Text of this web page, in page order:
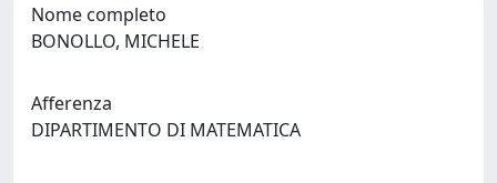
Nome completo
BONOLLO, MICHELE
Afferenza
DIPARTIMENTO DI MATEMATICA